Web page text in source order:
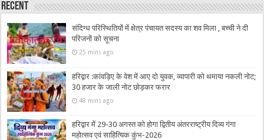
Recent
संदिग्ध परिस्थितियों में क्षेत्र पंचायत सदस्य का शव मिला , बच्ची ने दी
परिजनों को सूचना
25 mins ago
हरिद्वार :कांवड़िए के वेश में आए दो युवक, व्यापारी को थमाया नकली नोट;
30 हजार के जाली नोट छोड़कर फरार
48 mins ago
हरिद्वार में 29-30 अगस्त को होगा द्वितीय अंतरराष्ट्रीय दिव्य गंगा
महोत्सव एवं साहित्यिक कुंभ-2026